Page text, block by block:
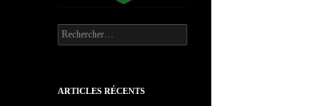
Rechercher :
ARTICLES RÉCENTS